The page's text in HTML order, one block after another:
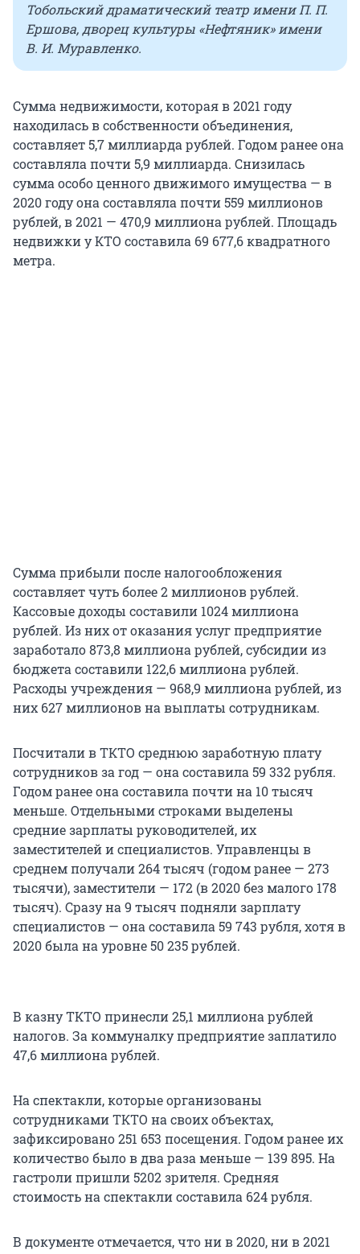
Тобольский драматический театр имени П. П.
Ершова, дворец культуры «Нефтяник» имени
В. И. Муравленко.
Сумма недвижимости, которая в 2021 году
находилась в собственности объединения,
составляет 5,7 миллиарда рублей. Годом ранее она
составляла почти 5,9 миллиарда. Снизилась
сумма особо ценного движимого имущества — в
2020 году она составляла почти 559 миллионов
рублей, в 2021 — 470,9 миллиона рублей. Площадь
недвижки у КТО составила 69 677,6 квадратного
метра.
Сумма прибыли после налогообложения
составляет чуть более 2 миллионов рублей.
Кассовые доходы составили 1024 миллиона
рублей. Из них от оказания услуг предприятие
заработало 873,8 миллиона рублей, субсидии из
бюджета составили 122,6 миллиона рублей.
Расходы учреждения — 968,9 миллиона рублей, из
них 627 миллионов на выплаты сотрудникам.
Посчитали в ТКТО среднюю заработную плату
сотрудников за год — она составила 59 332 рубля.
Годом ранее она составила почти на 10 тысяч
меньше. Отдельными строками выделены
средние зарплаты руководителей, их
заместителей и специалистов. Управленцы в
среднем получали 264 тысяч (годом ранее — 273
тысячи), заместители — 172 (в 2020 без малого 178
тысяч). Сразу на 9 тысяч подняли зарплату
специалистов — она составила 59 743 рубля, хотя в
2020 была на уровне 50 235 рублей.
В казну ТКТО принесли 25,1 миллиона рублей
налогов. За коммуналку предприятие заплатило
47,6 миллиона рублей.
На спектакли, которые организованы
сотрудниками ТКТО на своих объектах,
зафиксировано 251 653 посещения. Годом ранее их
количество было в два раза меньше — 139 895. На
гастроли пришли 5202 зрителя. Средняя
стоимость на спектакли составила 624 рубля.
В документе отмечается, что ни в 2020, ни в 2021